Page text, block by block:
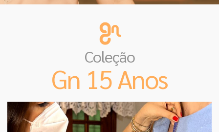
Coleção
Gn 15 Anos